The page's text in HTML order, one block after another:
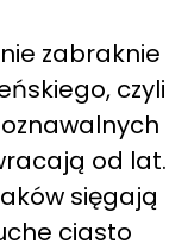
zabraknie
czyli
od lat.
sięgają
ciasto